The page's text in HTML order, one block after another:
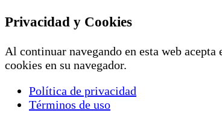
Privacidad y Cookies
Al continuar navegando en esta web
cookies en su navegador.
Política de privacidad
Términos de uso